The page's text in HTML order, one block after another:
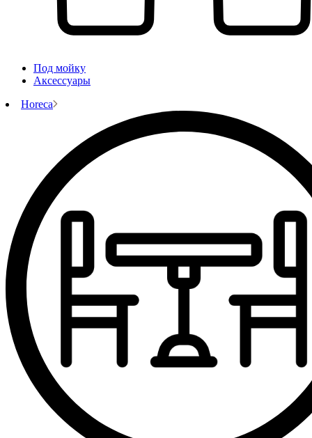
Под мойку
Аксессуары
Horeca